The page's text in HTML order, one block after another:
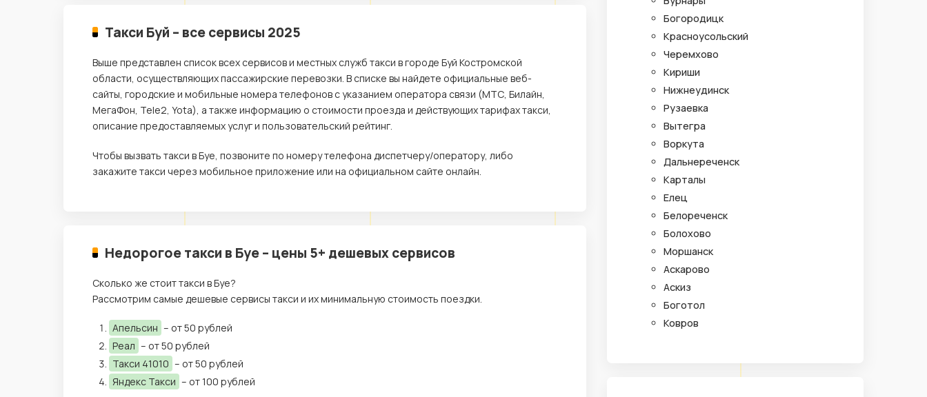
Такси Буй – все сервисы 2025
Выше представлен список всех сервисов и местных служб такси в городе Буй Костромской
области, осуществляющих пассажирские перевозки. В списке вы найдете официальные веб-
сайты, городские и мобильные номера телефонов с указанием оператора связи (МТС, Билайн,
МегаФон, Tele2, Yota), а также информацию о стоимости проезда и действующих тарифах такси,
описание предоставляемых услуг и пользовательский рейтинг.
Чтобы вызвать такси в Буе, позвоните по номеру телефона диспетчеру/оператору, либо
закажите такси через мобильное приложение или на официальном сайте онлайн.
Недорогое такси в Буе – цены 5+ дешевых сервисов
Сколько же стоит такси в Буе?
Рассмотрим самые дешевые сервисы такси и их минимальную стоимость поездки.
Апельсин – от 50 рублей
Реал – от 50 рублей
Такси 41010 – от 50 рублей
Яндекс Такси – от 100 рублей
Богородицк
Красноусольский
Черемхово
Кириши
Нижнеудинск
Рузаевка
Вытегра
Воркута
Дальнереченск
Карталы
Елец
Белореченск
Болохово
Моршанск
Аскарово
Аскиз
Боготол
Ковров